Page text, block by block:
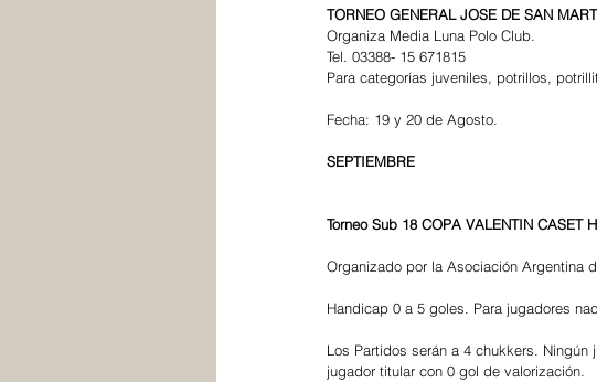
TORNEO GENERAL JOSE DE SAN
Organiza Media Luna Polo Club.
Tel. 03388- 15 671815
Para categorías juveniles, potrillos,
Fecha: 19 y 20 de Agosto.
SEPTIEMBRE
Torneo Sub 18 COPA VALENTIN CASET
Organizado por la Asociación Argentina
Handicap 0 a 5 goles. Para jugadores
Los Partidos serán a 4 chukkers.
jugador titular con 0 gol de valorización.